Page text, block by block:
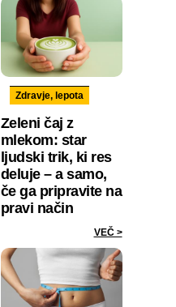
Zdravje, lepota
Zeleni čaj z
mlekom: star
ljudski trik, ki res
deluje – a samo,
če ga pripravite na
pravi način
VEČ >